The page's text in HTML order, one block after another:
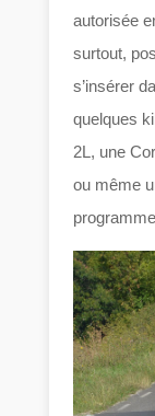
autorisée
surtout,
s’insérer
quelques
2L, une
ou même